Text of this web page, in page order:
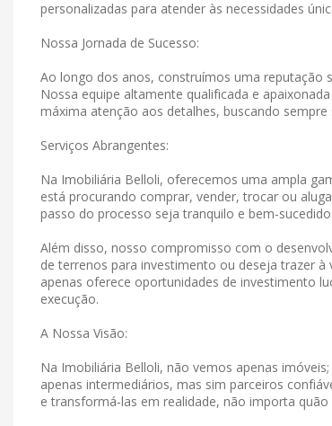
personalizadas para atender às necessidades
Nossa Jornada de Sucesso:
Ao longo dos anos, construímos uma reputação
Nossa equipe altamente qualificada e
máxima atenção aos detalhes, buscando sempre
Serviços Abrangentes:
Na Imobiliária Belloli, oferecemos uma ampla
está procurando comprar, vender, trocar ou
passo do processo seja tranquilo e bem-sucedido.
Além disso, nosso compromisso com o
de terrenos para investimento ou deseja trazer
apenas oferece oportunidades de investimento
execução.
A Nossa Visão:
Na Imobiliária Belloli, não vemos apenas
apenas intermediários, mas sim parceiros
e transformá-las em realidade, não importa quão